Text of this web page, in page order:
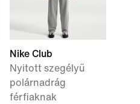
Nike Club
Nyitott szegélyű
polárnadrág
férfiaknak